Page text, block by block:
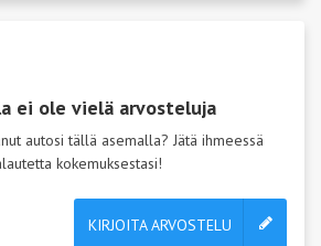
ei ole vielä arvosteluja
autosi tällä asemalla? Jätä ihmeessä
kokemuksestasi!
KIRJOITA ARVOSTELU